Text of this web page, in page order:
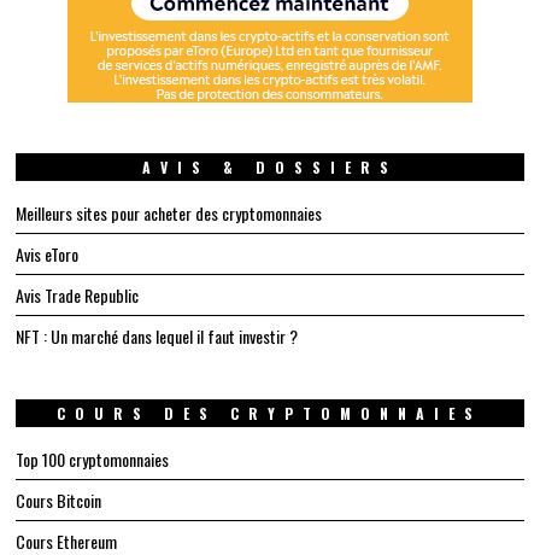
AVIS & DOSSIERS
Meilleurs sites pour acheter des cryptomonnaies
Avis eToro
Avis Trade Republic
NFT : Un marché dans lequel il faut investir ?
COURS DES CRYPTOMONNAIES
Top 100 cryptomonnaies
Cours Bitcoin
Cours Ethereum